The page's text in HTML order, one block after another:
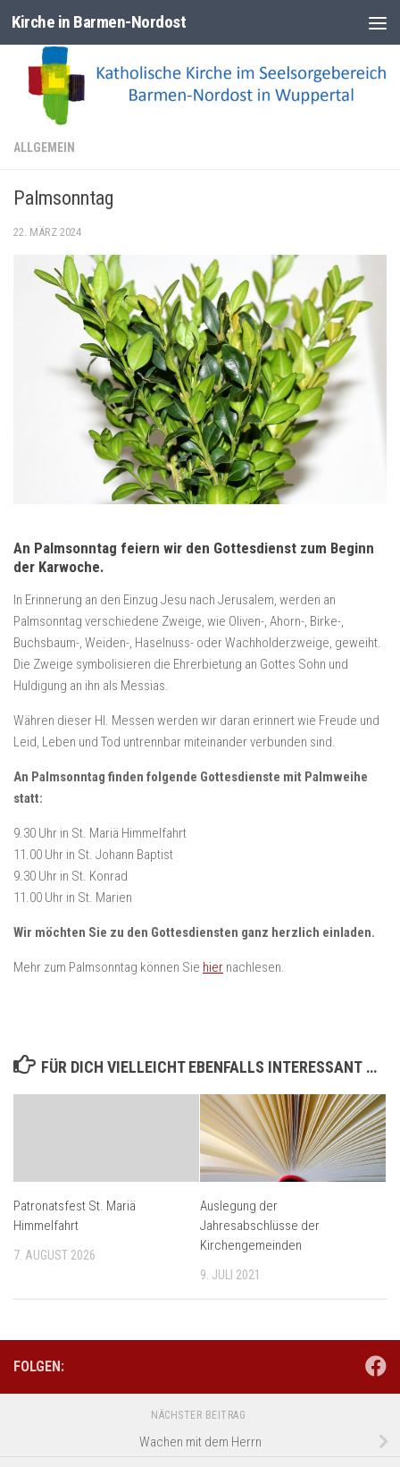
Zum Inhalt springen
Kirche in Barmen-Nordost
ALLGEMEIN
Palmsonntag
22. MÄRZ 2024
An Palmsonntag feiern wir den Gottesdienst zum Beginn
der Karwoche.
In Erinnerung an den Einzug Jesu nach Jerusalem, werden an
Palmsonntag verschiedene Zweige, wie Oliven-, Ahorn-, Birke-,
Buchsbaum-, Weiden-, Haselnuss- oder Wachholderzweige, geweiht.
Die Zweige symbolisieren die Ehrerbietung an Gottes Sohn und
Huldigung an ihn als Messias.
Währen dieser Hl. Messen werden wir daran erinnert wie Freude und
Leid, Leben und Tod untrennbar miteinander verbunden sind.
An Palmsonntag finden folgende Gottesdienste mit Palmweihe
statt:
9.30 Uhr in St. Mariä Himmelfahrt
11.00 Uhr in St. Johann Baptist
9.30 Uhr in St. Konrad
11.00 Uhr in St. Marien
Wir möchten Sie zu den Gottesdiensten ganz herzlich einladen.
Mehr zum Palmsonntag können Sie hier nachlesen.
FÜR DICH VIELLEICHT EBENFALLS INTERESSANT …
Patronatsfest St. Mariä
Himmelfahrt
7. AUGUST 2026
Auslegung der
Jahresabschlüsse der
Kirchengemeinden
9. JULI 2021
FOLGEN:
NÄCHSTER BEITRAG
Wachen mit dem Herrn